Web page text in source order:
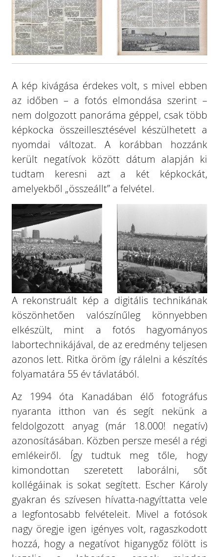
A kép kivágása érdekes volt, s mivel ebben
az időben – a fotós elmondása szerint –
nem dolgozott panoráma géppel, csak több
képkocka összeillesztésével készülhetett a
nyomdai változat. A korábban hozzánk
került negatívok között dátum alapján ki
tudtam keresni azt a két képkockát,
amelyekből „összeállt” a felvétel.
A rekonstruált kép a digitális technikának
köszönhetően valószínűleg könnyebben
elkészült, mint a fotós hagyományos
labortechnikájával, de az eredmény teljesen
azonos lett. Ritka öröm így rálelni a készítés
folyamatára 55 év távlatából.
Az 1994 óta Kanadában élő fotográfus
nyaranta itthon van és segít nekünk a
feldolgozott anyag (már 18.000! negatív)
azonosításában. Közben persze mesél a régi
emlékeiről. Így tudtuk meg tőle, hogy
kimondottan szeretett laborálni, sőt
kollégáinak is sokat segített. Escher Károly
gyakran és szívesen hívatta-nagyíttatta vele
a legfontosabb felvételeit. Mivel a fotósok
nagy öregje igen igényes volt, ragaszkodott
hozzá, hogy a negatívot higanygőz fölött is